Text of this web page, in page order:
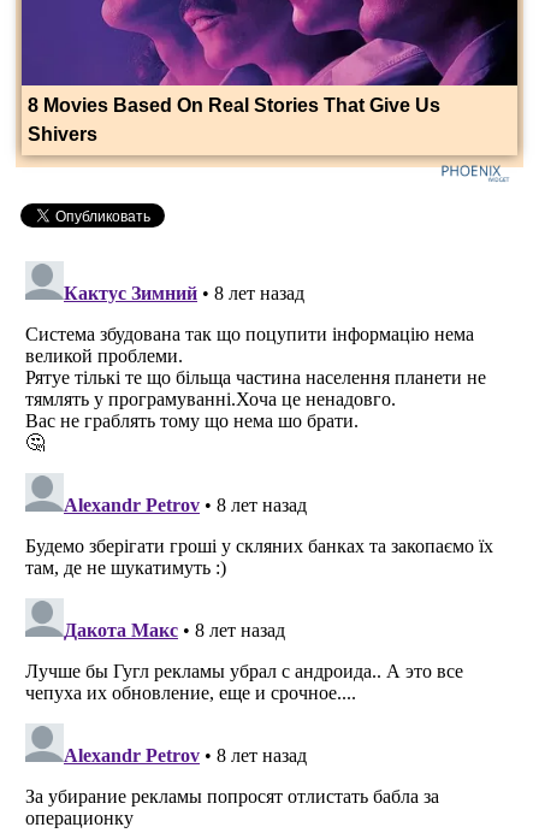
8 Movies Based On Real Stories That Give Us
Shivers